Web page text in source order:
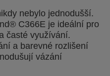
nebylo jednodušší.
C366E je ideální pro
časté využívání.
a barevné rozlišení
vázání
až 30 listů papíru s